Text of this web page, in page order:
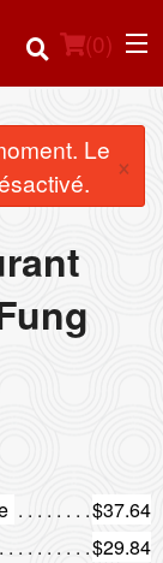
(0)
Le ×
$37.64
$29.84